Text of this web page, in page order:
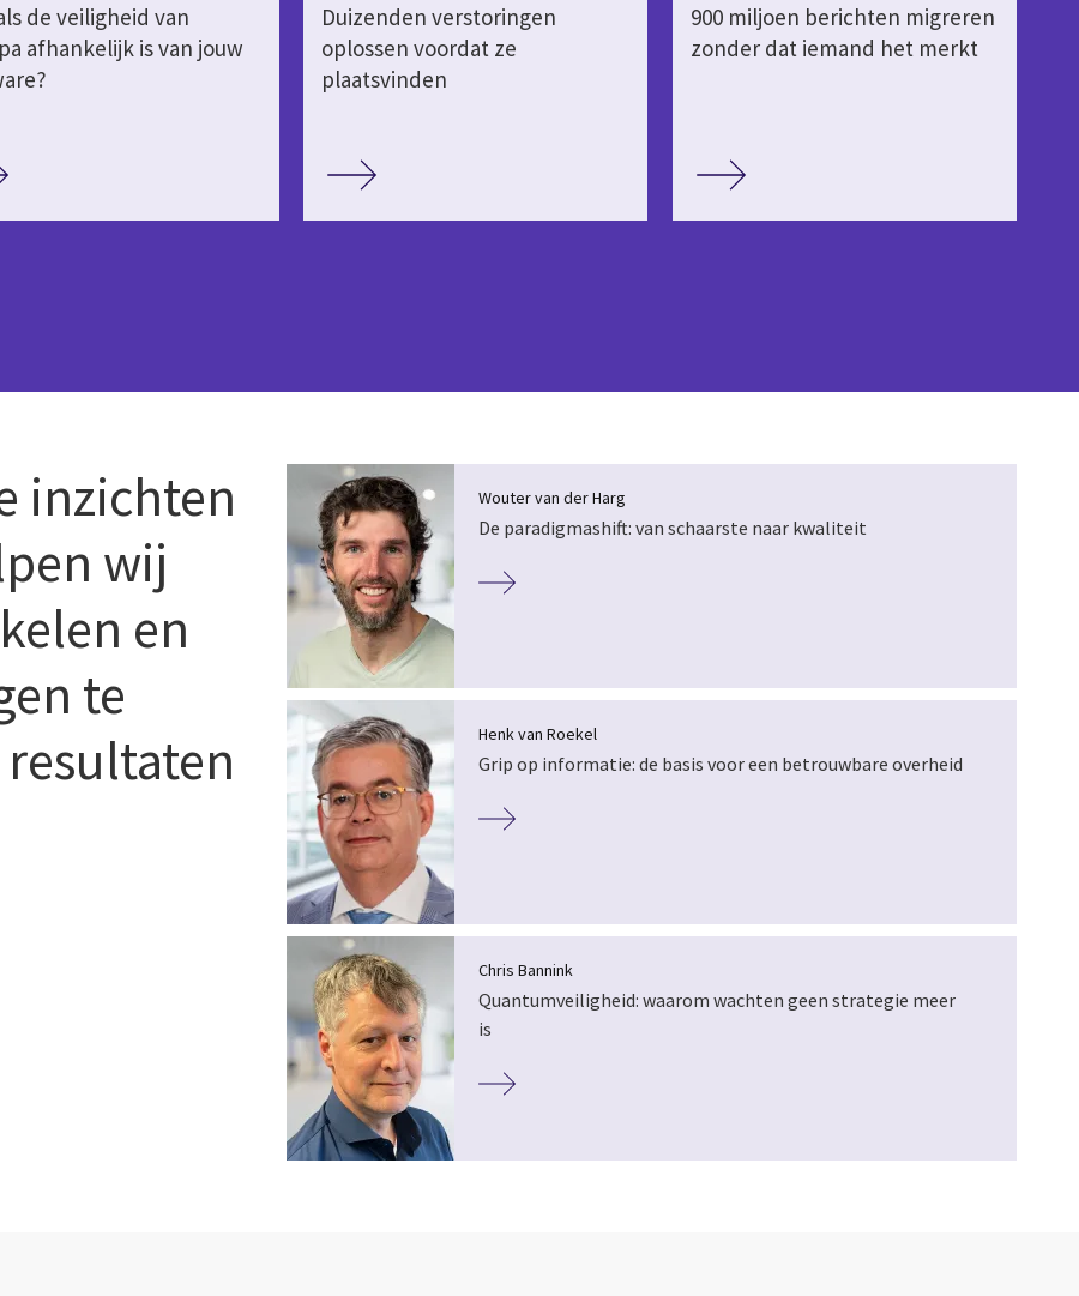
de veiligheid van
afhankelijk is van jouw
Duizenden verstoringen
oplossen voordat ze
plaatsvinden
900 miljoen berichten migreren
zonder dat iemand het merkt
inzichten
wij
en
te
Wouter van der Harg
De paradigmashift: van schaarste naar kwaliteit
Henk van Roekel
Grip op informatie: de basis voor een betrouwbare overheid
Chris Bannink
Quantumveiligheid: waarom wachten geen strategie meer
is